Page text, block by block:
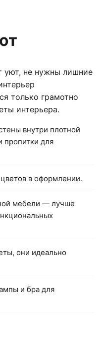
уют, не нужны лишние
только грамотно
интерьера.
внутри плотной
пропитки для
в оформлении.
мебели — лучше
они идеально
и бра для